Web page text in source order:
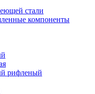
стали
компоненты
рифленый